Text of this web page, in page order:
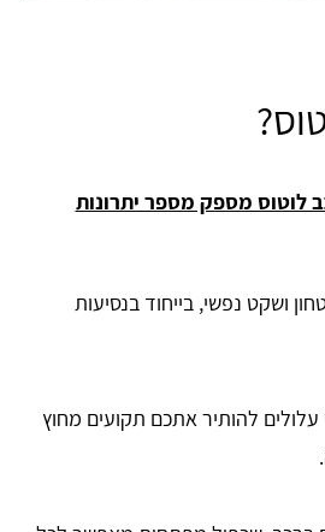
לוטוס מספק מספר יתרונות
ושקט נפשי, בייחוד בנסיעות
להותיר אתכם תקועים מחוץ